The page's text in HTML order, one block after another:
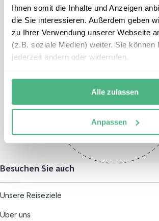
Ihnen somit die Inhalte und Anzeigen
die Sie interessieren. Außerdem geben
zu Ihrer Verwendung unserer Webseite
(z.B. soziale Medien) weiter. Sie können
jederzeit ändern oder widerrufen.
Alle zulassen
Anpassen
Montag – Freitag:
und nach individueller
Terminvereinbarung
Besuchen Sie auch
Unsere Reiseziele
Über uns